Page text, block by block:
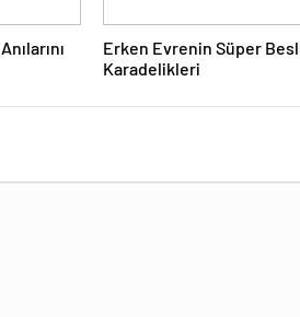
Erken Evrenin Süper
Karadelikleri